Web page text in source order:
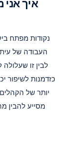
איך אני
נקודות מפתח
העבודה של
לבין זו
כזדמנות לשיפור
יותר של
מסייע להבין